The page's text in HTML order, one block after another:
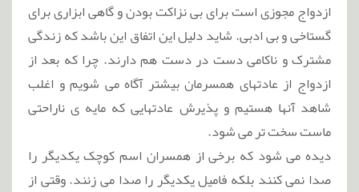
ازدواج مجوزی است برای بی نزاکت بودن و گاهی ابزاری برای
گستاخی و بی ادبی. شاید دلیل این اتفاق این باشد که زندگی
مشترک و ناکامی دست در دست هم دارند. چرا که بعد از
ازدواج از عادتهای همسرمان بیشتر آگاه می شویم و اغلب
شاهد آنها هستیم و پذیرش عادتهایی که مایه ی ناراحتی
ماست سخت تر می شود.
دیده می شود که برخی از همسران اسم کوچک یکدیگر را
صدا نمی کنند بلکه فامیل یکدیگر را صدا می زنند. وقتی از